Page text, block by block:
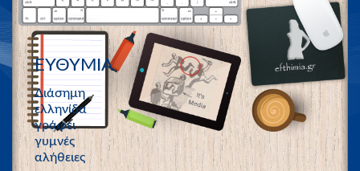
ΕΥΘΥΜΙΑ
Διάσημη
ελληνίδα
γράφει
γυμνές
αλήθειες